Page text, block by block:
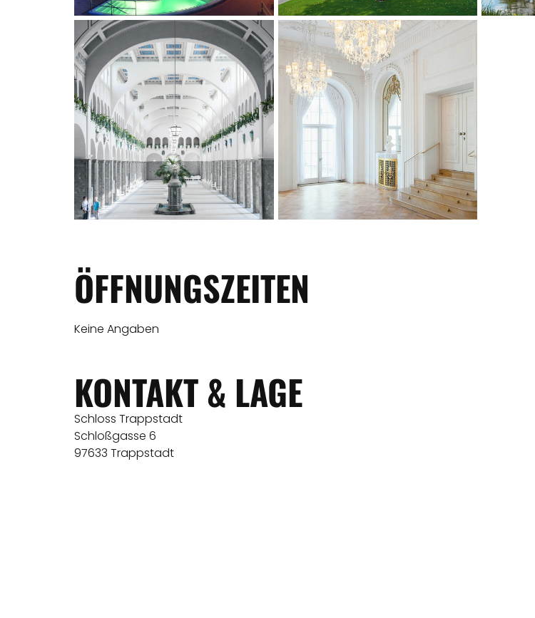
ÖFFNUNGSZEITEN
Keine Angaben
KONTAKT & LAGE
Schloss Trappstadt
Schloßgasse 6
97633 Trappstadt